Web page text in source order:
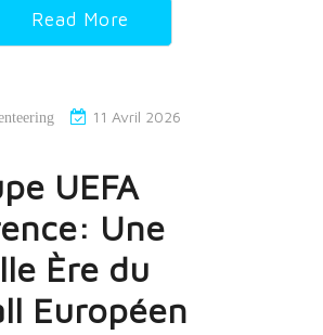
Read More
11 Avril 2026
UEFA
Une
Ère du
Européen